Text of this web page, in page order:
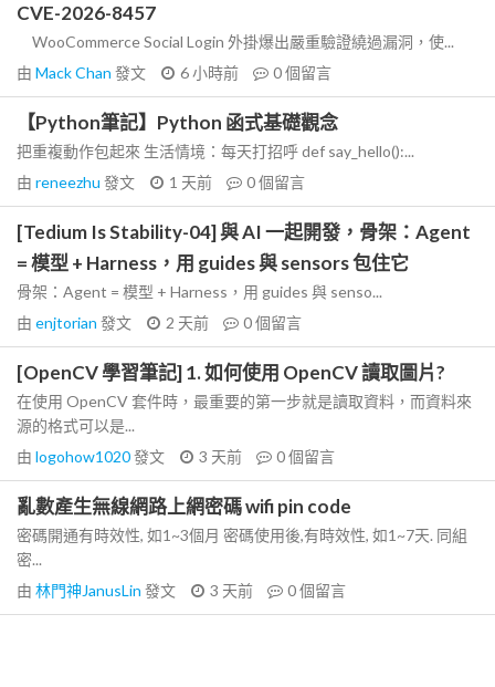
CVE-2026-8457
WooCommerce Social Login 外掛爆出嚴重驗證繞過漏洞，使...
由 Mack Chan 發文 6 小時前 0個留言
【Python筆記】Python 函式基礎觀念
把重複動作包起來 生活情境：每天打招呼 def say_hello():...
由 reneezhu 發文 1 天前 0個留言
[Tedium Is Stability-04] 與 AI 一起開發，骨架：Agent
= 模型 + Harness，用 guides 與 sensors 包住它
骨架：Agent = 模型 + Harness，用 guides 與 senso...
由 enjtorian 發文 2 天前 0個留言
[OpenCV 學習筆記] 1. 如何使用 OpenCV 讀取圖片?
在使用 OpenCV 套件時，最重要的第一步就是讀取資料，而資料來
源的格式可以是...
由 logohow1020發文 3 天前 0個留言
亂數產生無線網路上網密碼 wifi pin code
密碼開通有時效性, 如1~3個月 密碼使用後,有時效性, 如1~7天. 同組
密...
由 林門神JanusLin 發文 3 天前 0個留言